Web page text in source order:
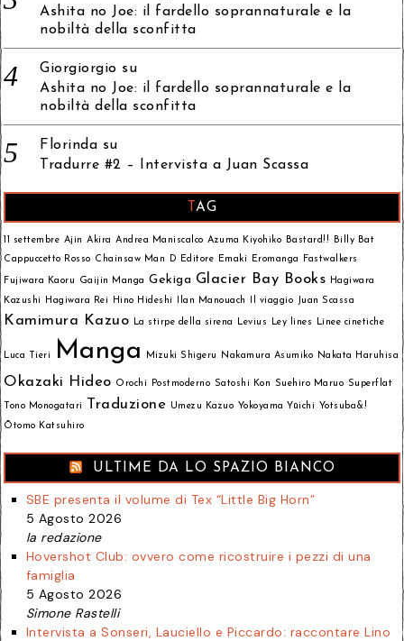
Ashita no Joe: il fardello soprannaturale e la
nobiltà della sconfitta
Giorgiorgio su
Ashita no Joe: il fardello soprannaturale e la
nobiltà della sconfitta
Florinda su
Tradurre #2 – Intervista a Juan Scassa
TAG
11 settembre Ajin Akira Andrea Maniscalco Azuma Kiyohiko Bastard!!
Billy Bat
Cappuccetto Rosso Chainsaw Man D Editore Emaki Eromanga Fastwalkers
Fujiwara Kaoru Gaijin Manga Gekiga Glacier Bay Books
Hagiwara
Kazushi
Hagiwara Rei Hino Hideshi Ilan Manouach Il viaggio Juan Scassa
Kamimura Kazuo La stirpe della sirena Levius Ley lines Linee cinetiche
Luca Tieri Manga Mizuki Shigeru Nakamura Asumiko Nakata Haruhisa
Okazaki Hideo Orochi Postmoderno Satoshi Kon Suehiro Maruo Superflat
Tono Monogatari Traduzione Umezu Kazuo Yokoyama Yūichi
Yotsuba&!
Ōtomo Katsuhiro
ULTIME DA LO SPAZIO BIANCO
SBE presenta il volume di Tex “Little Big Horn”
5 Agosto 2026
la redazione
Hovershot Club: ovvero come ricostruire i pezzi di una
famiglia
5 Agosto 2026
Simone Rastelli
Intervista a Sonseri, Lauciello e Piccardo: raccontare Lino